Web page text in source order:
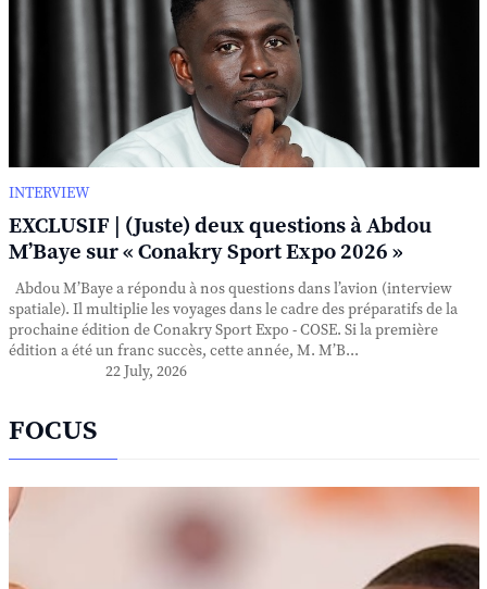
INTERVIEW
EXCLUSIF | (Juste) deux questions à Abdou
M’Baye sur « Conakry Sport Expo 2026 »
Abdou M’Baye a répondu à nos questions dans l’avion (interview
spatiale). Il multiplie les voyages dans le cadre des préparatifs de la
prochaine édition de Conakry Sport Expo - COSE. Si la première
édition a été un franc succès, cette année, M. M’B...
22 July, 2026
FOCUS